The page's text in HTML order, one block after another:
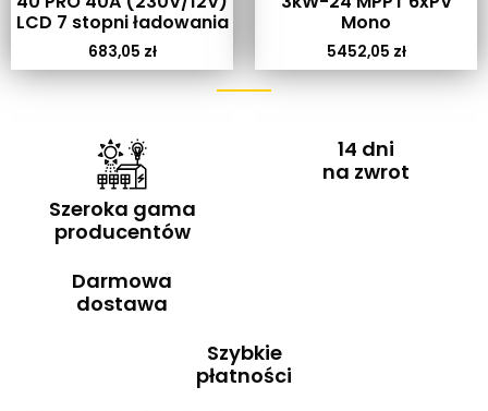
LCD 7 stopni ładowania
683,05 zł
Mono
5452,05 zł
Szeroka gama
producentów
14 dni
na zwrot
Darmowa
dostawa
Szybkie
płatności